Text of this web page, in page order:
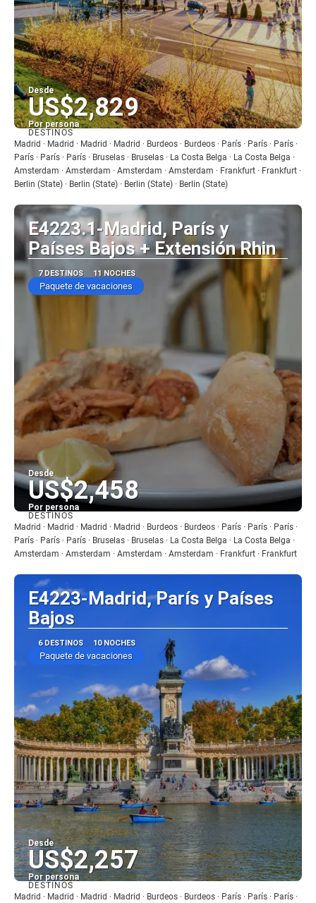
Desde
US$2,829
Por persona
Ver
DESTINOS
Madrid · Madrid · Madrid · Madrid · Burdeos · Burdeos · París · París · París ·
París · París · París · Bruselas · Bruselas · La Costa Belga · La Costa Belga ·
Amsterdam · Amsterdam · Amsterdam · Amsterdam · Frankfurt · Frankfurt ·
Berlin (State) · Berlin (State) · Berlin (State) · Berlin (State)
E4223.1-Madrid, París y
Países Bajos + Extensión Rhin
7 DESTINOS 11 NOCHES
Paquete de vacaciones
Desde
US$2,458
Por persona
Ver
DESTINOS
Madrid · Madrid · Madrid · Madrid · Burdeos · Burdeos · París · París · París ·
París · París · París · Bruselas · Bruselas · La Costa Belga · La Costa Belga ·
Amsterdam · Amsterdam · Amsterdam · Amsterdam · Frankfurt · Frankfurt
E4223-Madrid, París y Países
Bajos
6 DESTINOS 10 NOCHES
Paquete de vacaciones
Desde
US$2,257
Por persona
Ver
DESTINOS
Madrid · Madrid · Madrid · Madrid · Burdeos · Burdeos · París · París · París ·